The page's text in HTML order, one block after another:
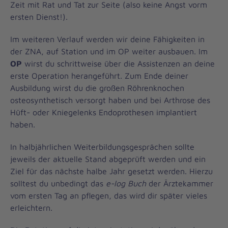
Zeit mit Rat und Tat zur Seite (also keine Angst vorm
ersten Dienst!).
Im weiteren Verlauf werden wir deine Fähigkeiten in
der ZNA, auf Station und im OP weiter ausbauen. Im
OP wirst du schrittweise über die Assistenzen an deine
erste Operation herangeführt. Zum Ende deiner
Ausbildung wirst du die großen Röhrenknochen
osteosynthetisch versorgt haben und bei Arthrose des
Hüft- oder Kniegelenks Endoprothesen implantiert
haben.
In halbjährlichen Weiterbildungsgesprächen sollte
jeweils der aktuelle Stand abgeprüft werden und ein
Ziel für das nächste halbe Jahr gesetzt werden. Hierzu
solltest du unbedingt das e-log Buch der Ärztekammer
vom ersten Tag an pflegen, das wird dir später vieles
erleichtern.